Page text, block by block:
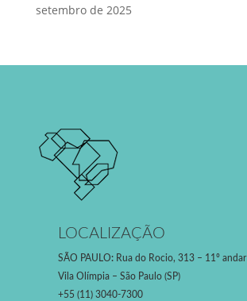
setembro de 2025
LOCALIZAÇÃO
SÃO PAULO: Rua do Rocio, 313 – 11º andar
Vila Olímpia – São Paulo (SP)
+55 (11) 3040-7300